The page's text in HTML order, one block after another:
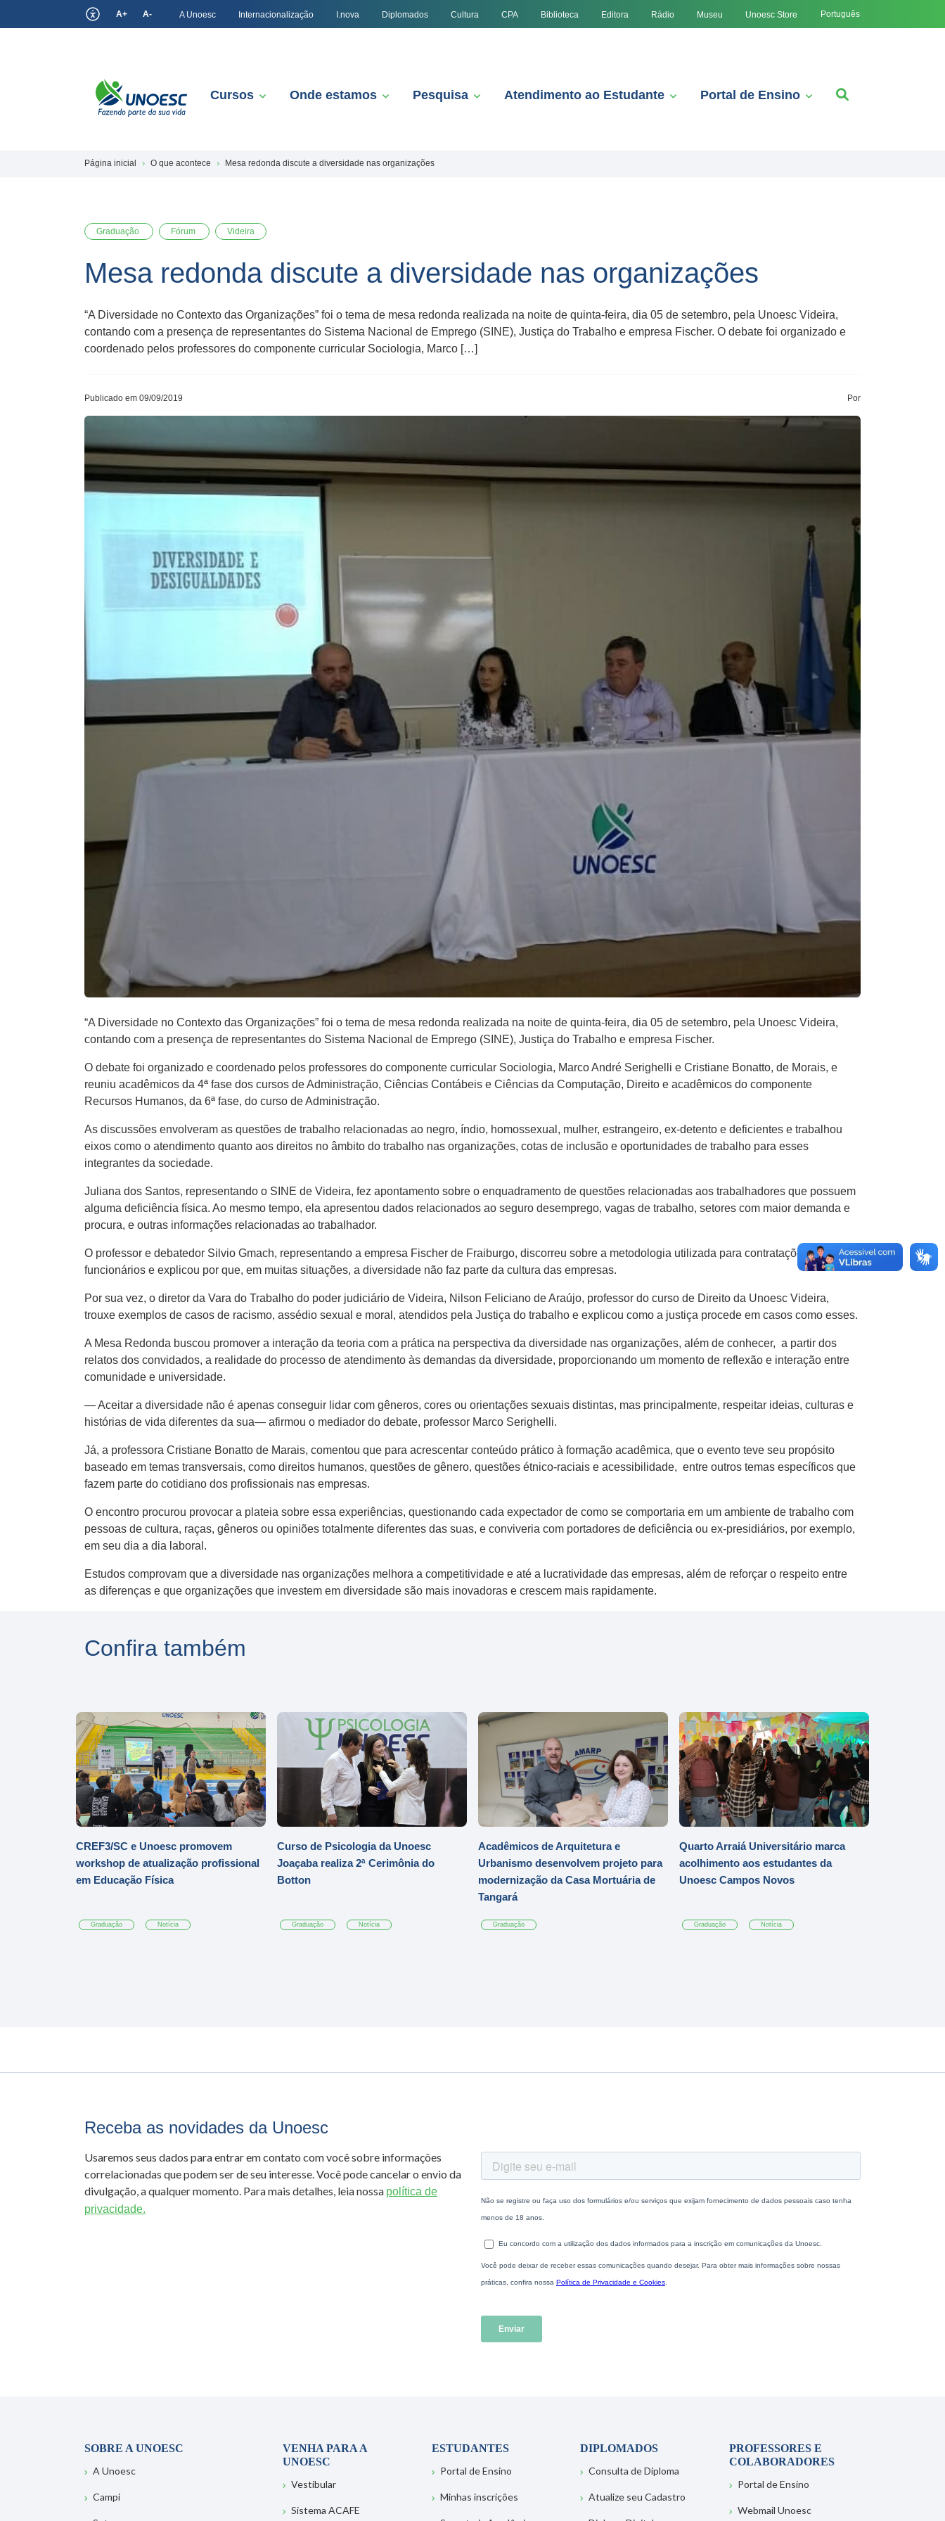
A+ A- A Unoesc Internacionalização I.nova Diplomados Cultura CPA Biblioteca Editora Rádio Museu Unoesc Store Português
Cursos Onde estamos Pesquisa Atendimento ao Estudante Portal de Ensino
Página inicial O que acontece Mesa redonda discute a diversidade nas organizações
Graduação Fórum Videira
Mesa redonda discute a diversidade nas organizações
“A Diversidade no Contexto das Organizações” foi o tema de mesa redonda realizada na noite de quinta-feira, dia 05 de setembro, pela Unoesc Videira,
contando com a presença de representantes do Sistema Nacional de Emprego (SINE), Justiça do Trabalho e empresa Fischer. O debate foi organizado e
coordenado pelos professores do componente curricular Sociologia, Marco […]
Publicado em 09/09/2019 Por
“A Diversidade no Contexto das Organizações” foi o tema de mesa redonda realizada na noite de quinta-feira, dia 05 de setembro, pela Unoesc Videira,
contando com a presença de representantes do Sistema Nacional de Emprego (SINE), Justiça do Trabalho e empresa Fischer.
O debate foi organizado e coordenado pelos professores do componente curricular Sociologia, Marco André Serighelli e Cristiane Bonatto, de Morais, e
reuniu acadêmicos da 4ª fase dos cursos de Administração, Ciências Contábeis e Ciências da Computação, Direito e acadêmicos do componente
Recursos Humanos, da 6ª fase, do curso de Administração.
As discussões envolveram as questões de trabalho relacionadas ao negro, índio, homossexual, mulher, estrangeiro, ex-detento e deficientes e trabalhou
eixos como o atendimento quanto aos direitos no âmbito do trabalho nas organizações, cotas de inclusão e oportunidades de trabalho para esses
integrantes da sociedade.
Juliana dos Santos, representando o SINE de Videira, fez apontamento sobre o enquadramento de questões relacionadas aos trabalhadores que possuem
alguma deficiência física. Ao mesmo tempo, ela apresentou dados relacionados ao seguro desemprego, vagas de trabalho, setores com maior demanda e
procura, e outras informações relacionadas ao trabalhador.
O professor e debatedor Silvio Gmach, representando a empresa Fischer de Fraiburgo, discorreu sobre a metodologia utilizada para contratações de
funcionários e explicou por que, em muitas situações, a diversidade não faz parte da cultura das empresas.
Por sua vez, o diretor da Vara do Trabalho do poder judiciário de Videira, Nilson Feliciano de Araújo, professor do curso de Direito da Unoesc Videira,
trouxe exemplos de casos de racismo, assédio sexual e moral, atendidos pela Justiça do trabalho e explicou como a justiça procede em casos como esses.
A Mesa Redonda buscou promover a interação da teoria com a prática na perspectiva da diversidade nas organizações, além de conhecer, a partir dos
relatos dos convidados, a realidade do processo de atendimento às demandas da diversidade, proporcionando um momento de reflexão e interação entre
comunidade e universidade.
— Aceitar a diversidade não é apenas conseguir lidar com gêneros, cores ou orientações sexuais distintas, mas principalmente, respeitar ideias, culturas e
histórias de vida diferentes da sua— afirmou o mediador do debate, professor Marco Serighelli.
Já, a professora Cristiane Bonatto de Marais, comentou que para acrescentar conteúdo prático à formação acadêmica, que o evento teve seu propósito
baseado em temas transversais, como direitos humanos, questões de gênero, questões étnico-raciais e acessibilidade, entre outros temas específicos que
fazem parte do cotidiano dos profissionais nas empresas.
O encontro procurou provocar a plateia sobre essa experiências, questionando cada expectador de como se comportaria em um ambiente de trabalho com
pessoas de cultura, raças, gêneros ou opiniões totalmente diferentes das suas, e conviveria com portadores de deficiência ou ex-presidiários, por exemplo,
em seu dia a dia laboral.
Estudos comprovam que a diversidade nas organizações melhora a competitividade e até a lucratividade das empresas, além de reforçar o respeito entre
as diferenças e que organizações que investem em diversidade são mais inovadoras e crescem mais rapidamente.
Confira também
CREF3/SC e Unoesc promovem
workshop de atualização profissional
em Educação Física
Graduação Notícia
Curso de Psicologia da Unoesc
Joaçaba realiza 2ª Cerimônia do
Botton
Graduação Notícia
Acadêmicos de Arquitetura e
Urbanismo desenvolvem projeto para
modernização da Casa Mortuária de
Tangará
Graduação
Quarto Arraiá Universitário marca
acolhimento aos estudantes da
Unoesc Campos Novos
Graduação Notícia
Receba as novidades da Unoesc
Usaremos seus dados para entrar em contato com você sobre informações
correlacionadas que podem ser de seu interesse. Você pode cancelar o envio da
divulgação, a qualquer momento. Para mais detalhes, leia nossa política de
privacidade.
SOBRE A UNOESC
A Unoesc
Campi
VENHA PARA A
UNOESC
Vestibular
Sistema ACAFE
ESTUDANTES
Portal de Ensino
Minhas inscrições
DIPLOMADOS
Consulta de Diploma
Atualize seu Cadastro
PROFESSORES E
COLABORADORES
Portal de Ensino
Webmail Unoesc